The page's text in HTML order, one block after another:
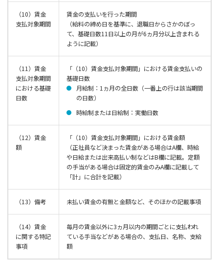
（10）賃金
支払対象期間
賃金の支払いを行った期間
（給料の締め日を基準に、退職日からさかのぼっ
て、基礎日数11日以上の月が6ヵ月分以上含まれる
ように記載）
（11）賃金
支払対象期間
における基礎
日数
「（10）賃金支払対象期間」における賃金支払いの
基礎日数
月給制：1ヵ月の全日数（一番上の行は該当期間
の日数）
時給制または日給制：実働日数
（12）賃金
額
「（10）賃金支払対象期間」における賃金額
（正社員など決まった賃金がある場合はA欄、時給
や日給または出来高払い制などはB欄に記載。定額
の手当がある場合は固定的賃金のみA欄に記載して
「計」に合計を記載）
（13）備考 未払い賃金の有無と金額など、そのほかの記載事項
（14）賃金
に関する特記
事項
毎月の賃金以外に3ヵ月以内の期間ごとに支払われ
ている手当などがある場合の、支払日、名称、支給
額